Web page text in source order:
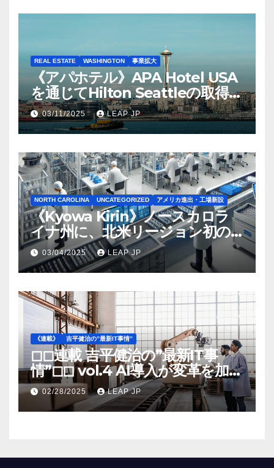
REAL ESTATE WASHINGTON 事業拡大
《アパホテル》APA Hotel USA
を通じてHilton Seattleの取得を
完了
03/11/2025 LEAP JP
NORTH CAROLINA UNCATEGORIZED アメリカ進出・工場新設
《Kyowa Kirin》ノースカロラ
イナ州に、北米リージョン初の
工場建設を決定
03/04/2025 LEAP JP
《連載》 吉平健治の”最新IT事情”
◻︎◻︎連載 吉平健治の”最新IT事
情”◻︎◻︎ vol.4 AI導入が変革を加速
する米国製造業の最前線
02/28/2025 LEAP JP